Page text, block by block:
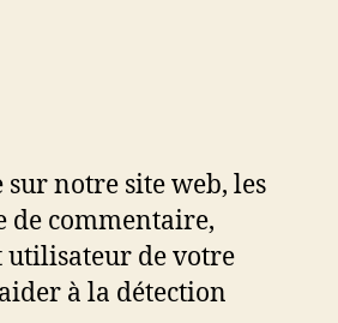
notre site web, les
de commentaire,
utilisateur de votre
à la détection